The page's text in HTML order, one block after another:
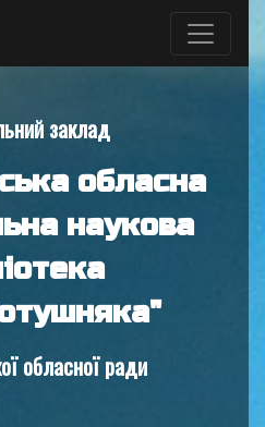
заклад
обласна
наукова
обласної ради